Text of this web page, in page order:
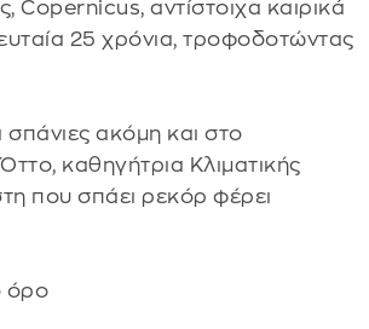
αντίστοιχα καιρικά
25 χρόνια, τροφοδοτώντας
σπάνιες ακόμη και στο
καθηγήτρια Κλιματικής
που σπάει ρεκόρ φέρει
όρο